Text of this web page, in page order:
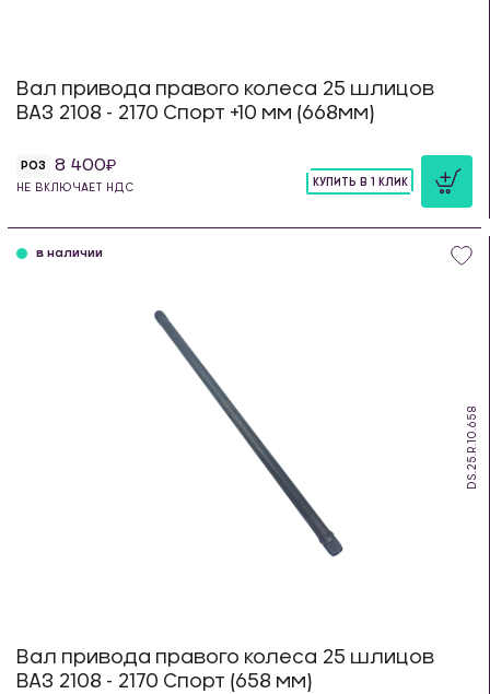
Вал привода правого колеса 25 шлицов
ВАЗ 2108 - 2170 Спорт +10 мм (668мм)
РОЗ 8 400
НЕ ВКЛЮЧАЕТ НДС
КУПИТЬ В 1 КЛИК
DS.25.R.10.658
в наличии
Вал привода правого колеса 25 шлицов
ВАЗ 2108 - 2170 Спорт (658 мм)